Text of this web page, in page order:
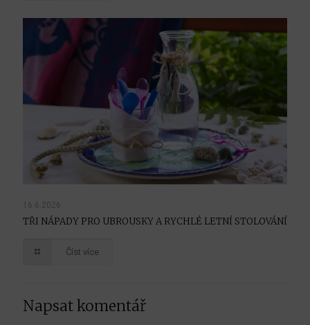
16.6.2026
TŘI NÁPADY PRO UBROUSKY A RYCHLÉ LETNÍ STOLOVÁNÍ
Číst více
Napsat komentář